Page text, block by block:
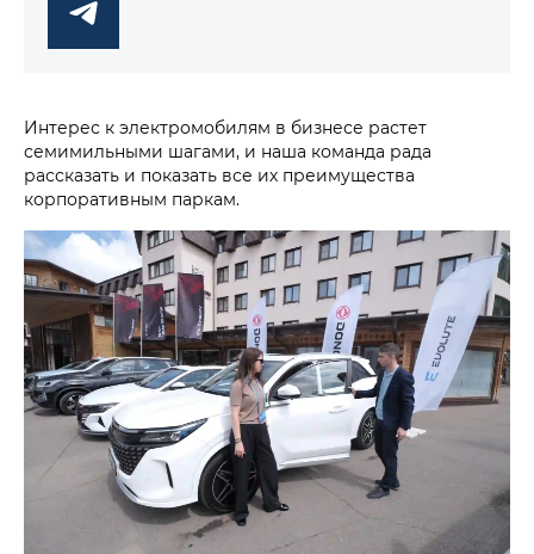
Интерес к электромобилям в бизнесе растет
семимильными шагами, и наша команда рада
рассказать и показать все их преимущества
корпоративным паркам.